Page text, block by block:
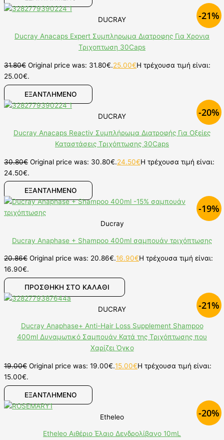
-21%
DUCRAY
Ducray Anacaps Expert Συμπληρωμα Διατροφης Για Χρονια
Τριχοπτωση 30Caps
31.80€ Original price was: 31.80€.25.00€Η τρέχουσα τιμή είναι:
25.00€.
ΕΞΑΝΤΛΗΜΕΝΟ
-20%
DUCRAY
Ducray Anacaps Reactiv Συμπλήρωμα Διατροφής Για Οξείες
Καταστάσεις Τριχόπτωσης 30Caps
30.80€ Original price was: 30.80€.24.50€Η τρέχουσα τιμή είναι:
24.50€.
ΕΞΑΝΤΛΗΜΕΝΟ
-19%
Ducray
Ducray Anaphase + Shampoo 400ml σαμπουάν τριχόπτωσης
20.86€ Original price was: 20.86€.16.90€Η τρέχουσα τιμή είναι:
16.90€.
ΠΡΟΣΘΉΚΗ ΣΤΟ ΚΑΛΆΘΙ
-21%
DUCRAY
Ducray Anaphase+ Anti-Hair Loss Supplement Shampoo
400ml Δυναμωτικό Σαμπουάν Κατά της Τριχόπτωσης που
Χαρίζει Όγκο
19.00€ Original price was: 19.00€.15.00€Η τρέχουσα τιμή είναι:
15.00€.
ΕΞΑΝΤΛΗΜΕΝΟ
-20%
Etheleo
Etheleo Αιθέριο Έλαιο Δενδρολίβανο 10mL